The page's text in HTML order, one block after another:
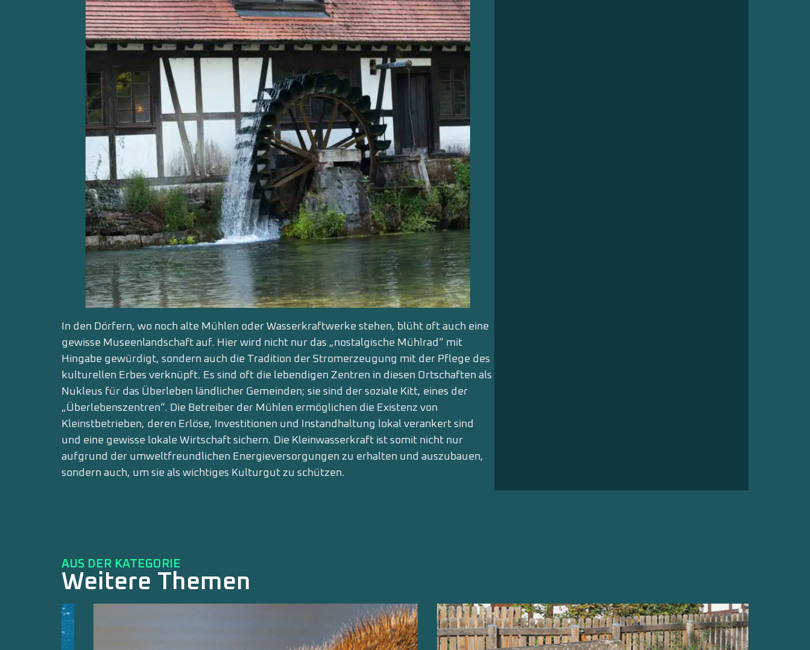
In den Dörfern, wo noch alte Mühlen oder Wasserkraftwerke stehen, blüht oft auch eine
gewisse Museenlandschaft auf. Hier wird nicht nur das „nostalgische Mühlrad“ mit
Hingabe gewürdigt, sondern auch die Tradition der Stromerzeugung mit der Pflege des
kulturellen Erbes verknüpft. Es sind oft die lebendigen Zentren in diesen Ortschaften als
Nukleus für das Überleben ländlicher Gemeinden; sie sind der soziale Kitt, eines der
„Überlebenszentren“. Die Betreiber der Mühlen ermöglichen die Existenz von
Kleinstbetrieben, deren Erlöse, Investitionen und Instandhaltung lokal verankert sind
und eine gewisse lokale Wirtschaft sichern. Die Kleinwasserkraft ist somit nicht nur
aufgrund der umweltfreundlichen Energieversorgungen zu erhalten und auszubauen,
sondern auch, um sie als wichtiges Kulturgut zu schützen.
AUS DER KATEGORIE
Weitere Themen